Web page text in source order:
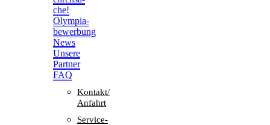
che!
Olym­pia­
be­wer­bung
News
Unsere
Part­ner
FAQ
Kontakt/​​
Anfahrt
Service-